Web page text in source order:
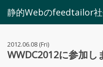
静的Webのfeedtailor
2012.06.08 (Fri)
WWDC2012に参加し